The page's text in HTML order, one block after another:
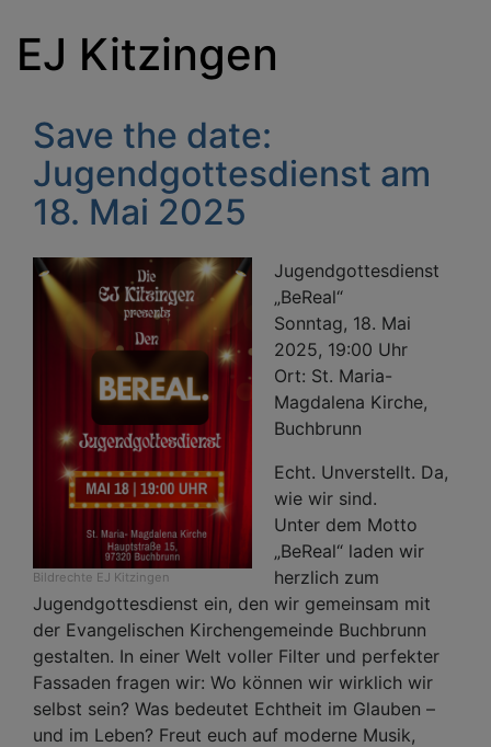
EJ Kitzingen
Save the date:
Jugendgottesdienst am
18. Mai 2025
Bildrechte EJ Kitzingen
Jugendgottesdienst
„BeReal“
Sonntag, 18. Mai
2025, 19:00 Uhr
Ort: St. Maria-
Magdalena Kirche,
Buchbrunn
Echt. Unverstellt. Da,
wie wir sind.
Unter dem Motto
„BeReal“ laden wir
herzlich zum
Jugendgottesdienst ein, den wir gemeinsam mit
der Evangelischen Kirchengemeinde Buchbrunn
gestalten. In einer Welt voller Filter und perfekter
Fassaden fragen wir: Wo können wir wirklich wir
selbst sein? Was bedeutet Echtheit im Glauben –
und im Leben? Freut euch auf moderne Musik,